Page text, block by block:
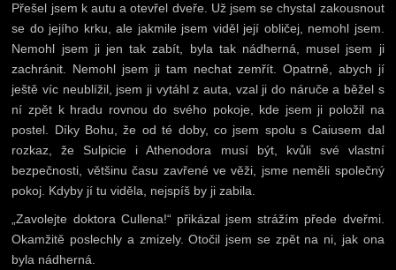
Přešel jsem k autu a otevřel dveře. Už jsem se chystal zakousnout
se do jejího krku, ale jakmile jsem viděl její obličej, nemohl jsem.
Nemohl jsem ji jen tak zabít, byla tak nádherná, musel jsem ji
zachránit. Nemohl jsem ji tam nechat zemřít. Opatrně, abych jí
ještě víc neublížil, jsem ji vytáhl z auta, vzal ji do náruče a běžel s
ní zpět k hradu rovnou do svého pokoje, kde jsem ji položil na
postel. Díky Bohu, že od té doby, co jsem spolu s Caiusem dal
rozkaz, že Sulpicie i Athenodora musí být, kvůli své vlastní
bezpečnosti, většinu času zavřené ve věži, jsme neměli společný
pokoj. Kdyby jí tu viděla, nejspíš by ji zabila.
„Zavolejte doktora Cullena!“ přikázal jsem strážím přede dveřmi.
Okamžitě poslechly a zmizely. Otočil jsem se zpět na ni, jak ona
byla nádherná.